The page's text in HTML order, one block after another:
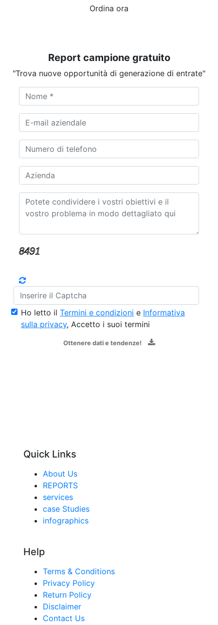
Ordina ora
Report campione gratuito
"Trova nuove opportunità di generazione di entrate"
Ho letto il Termini e condizioni e Informativa
sulla privacy, Accetto i suoi termini
Ottenere dati e tendenze!
Quick Links
About Us
REPORTS
services
case Studies
infographics
Help
Terms & Conditions
Privacy Policy
Return Policy
Disclaimer
Contact Us